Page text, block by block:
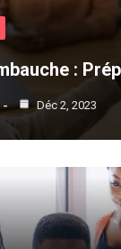
:
Déc 2, 2023